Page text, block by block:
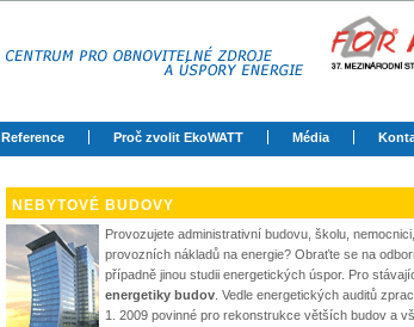
Reference Proč zvolit EkoWATT Média
NEBYTOVÉ BUDOVY
Provozujete administrativní budovu, školu,
provozních nákladů na energie? Obraťte se na
případně jinou studii energetických úspor. Pro
energetiky budov . Vedle energetických auditů
1. 2009 povinné pro rekonstrukce větších budov a